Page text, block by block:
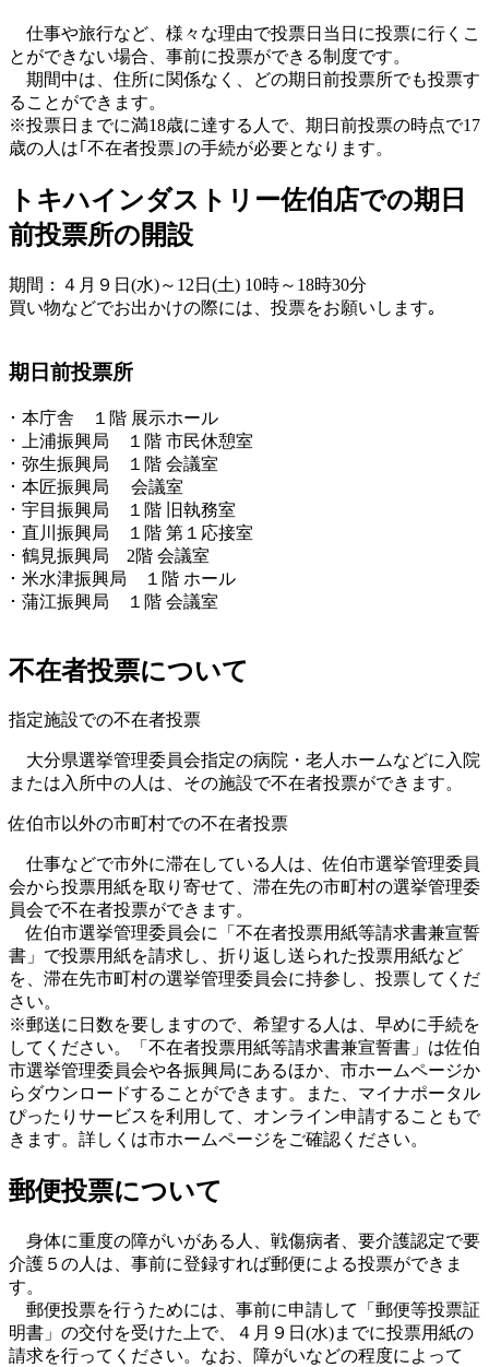
仕事や旅行など、様々な理由で投票日当日に投票に行くこ
とができない場合、事前に投票ができる制度です。
期間中は、住所に関係なく、どの期日前投票所でも投票す
ることができます。
※投票日までに満18歳に達する人で、期日前投票の時点で17
歳の人は｢不在者投票｣の手続が必要となります。
トキハインダストリー佐伯店での期日
前投票所の開設
期間：４月９日(水)～12日(土) 10時～18時30分
買い物などでお出かけの際には、投票をお願いします｡
期日前投票所
･ 本庁舎 １階 展示ホール
･ 上浦振興局 １階 市民休憩室
･ 弥生振興局 １階 会議室
･ 本匠振興局 会議室
･ 宇目振興局 １階 旧執務室
･ 直川振興局 １階 第１応接室
･ 鶴見振興局 2階 会議室
･ 米水津振興局 １階 ホール
･ 蒲江振興局 １階 会議室
不在者投票について
指定施設での不在者投票
大分県選挙管理委員会指定の病院・老人ホームなどに入院
または入所中の人は、その施設で不在者投票ができます。
佐伯市以外の市町村での不在者投票
仕事などで市外に滞在している人は、佐伯市選挙管理委員
会から投票用紙を取り寄せて、滞在先の市町村の選挙管理委
員会で不在者投票ができます。
佐伯市選挙管理委員会に「不在者投票用紙等請求書兼宣誓
書」で投票用紙を請求し、折り返し送られた投票用紙など
を、滞在先市町村の選挙管理委員会に持参し、投票してくだ
さい。
※郵送に日数を要しますので、希望する人は、早めに手続を
してください。「不在者投票用紙等請求書兼宣誓書」は佐伯
市選挙管理委員会や各振興局にあるほか、市ホームページか
らダウンロードすることができます。また、マイナポータル
ぴったりサービスを利用して、オンライン申請することもで
きます。詳しくは市ホームページをご確認ください。
郵便投票について
身体に重度の障がいがある人、戦傷病者、要介護認定で要
介護５の人は、事前に登録すれば郵便による投票ができま
す。
郵便投票を行うためには、事前に申請して「郵便等投票証
明書」の交付を受けた上で、４月９日(水)までに投票用紙の
請求を行ってください。なお、障がいなどの程度によって